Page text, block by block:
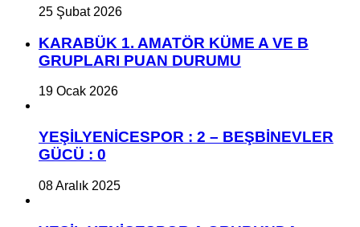
25 Şubat 2026
KARABÜK 1. AMATÖR KÜME A VE B
GRUPLARI PUAN DURUMU
19 Ocak 2026
YEŞİLYENİCESPOR : 2 – BEŞBİNEVLER
GÜCÜ : 0
08 Aralık 2025